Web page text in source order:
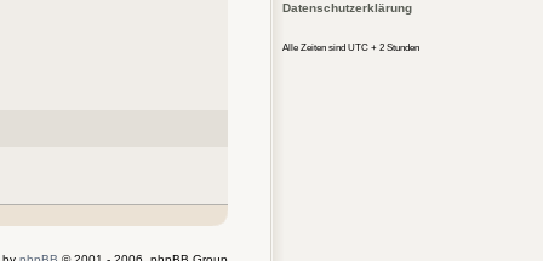
Datenschutzerklärung
Alle Zeiten sind UTC + 2 Stunden